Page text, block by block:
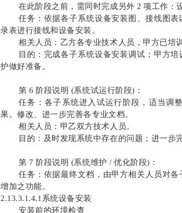
在此阶段之前，需同时完成另外 2 项工作：
任务：依据各子系统设备安装图、接线图
录表进行接线和设备安装。
相关人员：乙方各专业技术人员，甲方已培
目的：完成各子系统设备安装调试；甲方
护做好准备。
第 6 阶段说明 (系统试运行阶段)：
任务：各子系统进入试运行阶段，适当调
果。修改、进一步完善各专业文档。
相关人员：甲乙双方技术人员。
目的：及时发现系统中存在的问题；进一步
第 7 阶段说明 (系统维护 / 优化阶段)：
任务：依据最终文档，由甲方相关人员对
增加之功能。
2.13.3.1.4.1系统设备安装
安装前的环境检查